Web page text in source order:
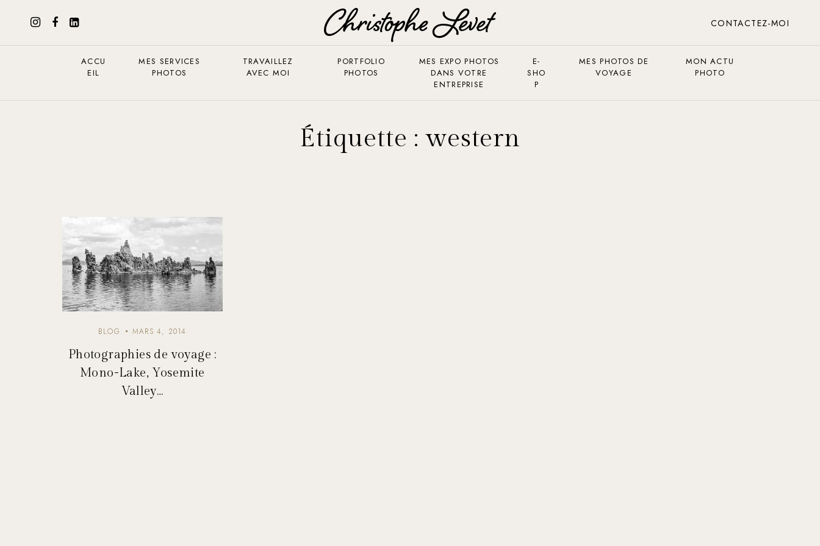
CONTACTEZ-MOI
ACCU
EIL
MES SERVICES
PHOTOS
TRAVAILLEZ
AVEC MOI
PORTFOLIO
PHOTOS
MES EXPO PHOTOS
DANS VOTRE
ENTREPRISE
E-
SHO
P
MES PHOTOS DE
VOYAGE
MON ACTU
PHOTO
Étiquette :western
BLOG MARS 4, 2014
Photographies de voyage :
Mono-Lake, Yosemite
Valley…